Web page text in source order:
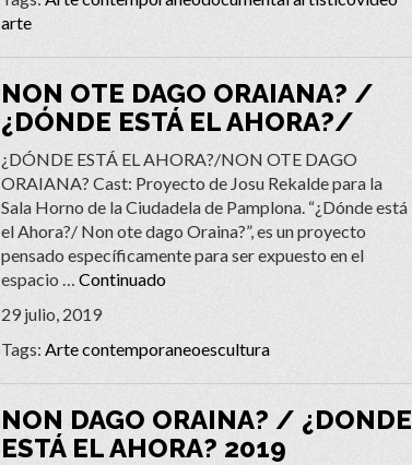
arte
NON OTE DAGO ORAIANA? /
¿DÓNDE ESTÁ EL AHORA?/
¿DÓNDE ESTÁ EL AHORA?/NON OTE DAGO
ORAIANA? Cast: Proyecto de Josu Rekalde para la
Sala Horno de la Ciudadela de Pamplona. “¿Dónde está
el Ahora?/ Non ote dago Oraina?”, es un proyecto
pensado específicamente para ser expuesto en el
espacio … Continuado
29 julio, 2019
Tags: Arte contemporaneoescultura
NON DAGO ORAINA? / ¿DONDE
ESTÁ EL AHORA? 2019